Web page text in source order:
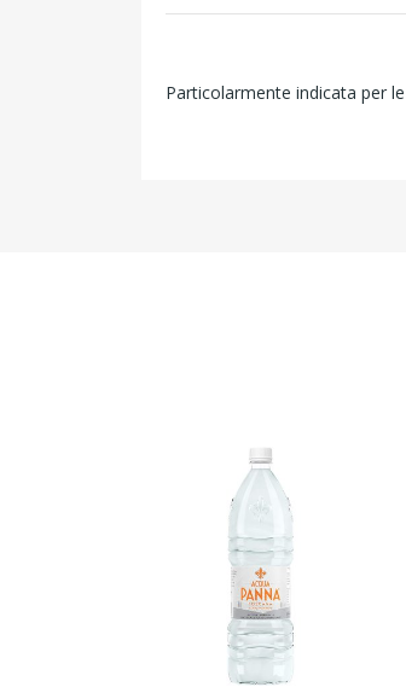
Particolarmente indicata per